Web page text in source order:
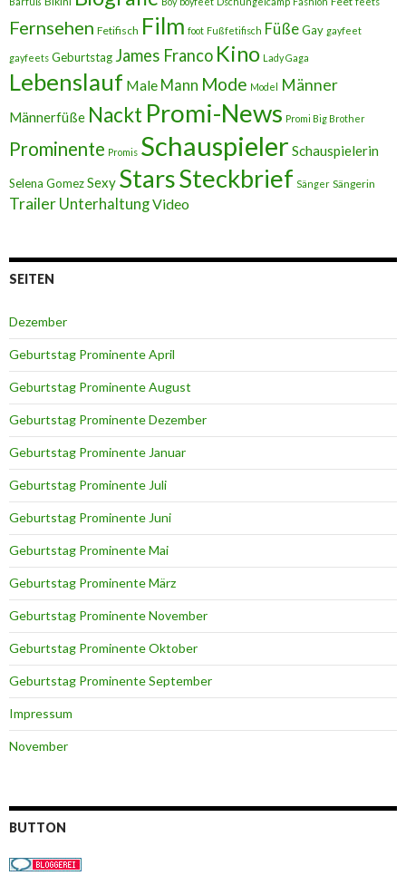
Fernsehen Fetifisch Film foot Fußfetifisch FüßeGay gayfeet
gayfeets Geburtstag James Franco Kino Lady Gaga
Lebenslauf Male Mann Mode Model Männer
Männerfüße Nackt Promi-News Promi Big Brother
Prominente Promis Schauspieler Schauspielerin
Selena GomezSexy StarsSteckbrief Sänger Sängerin
Trailer UnterhaltungVideo
SEITEN
Dezember
Geburtstag Prominente April
Geburtstag Prominente August
Geburtstag Prominente Dezember
Geburtstag Prominente Januar
Geburtstag Prominente Juli
Geburtstag Prominente Juni
Geburtstag Prominente Mai
Geburtstag Prominente März
Geburtstag Prominente November
Geburtstag Prominente Oktober
Geburtstag Prominente September
Impressum
November
BUTTON